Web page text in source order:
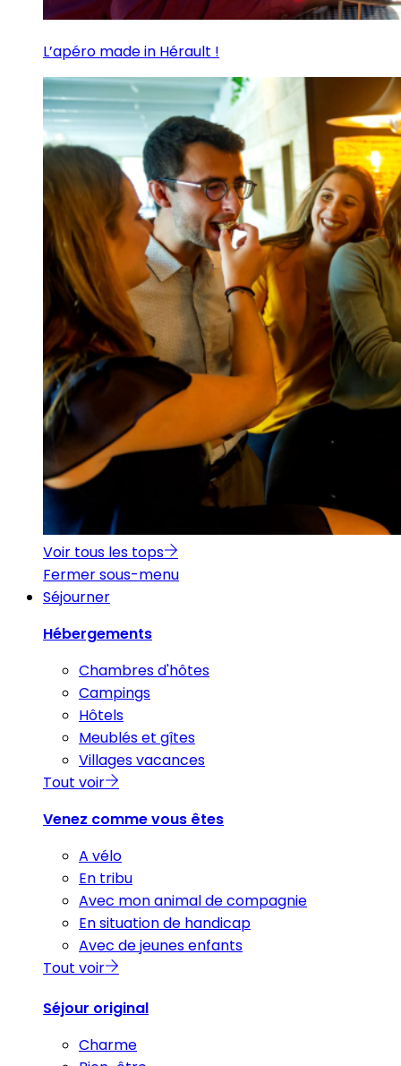
L’apéro made in Hérault !
Voir tous les tops
Fermer sous-menu
Séjourner
Hébergements
Chambres d'hôtes
Campings
Hôtels
Meublés et gîtes
Villages vacances
Tout voir
Venez comme vous êtes
A vélo
En tribu
Avec mon animal de compagnie
En situation de handicap
Avec de jeunes enfants
Tout voir
Séjour original
Charme